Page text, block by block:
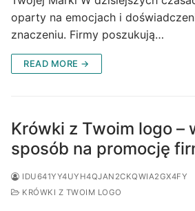
oparty na emocjach i
znaczeniu. Firmy poszukują…
READ MORE →
Krówki z Twoim logo –
sposób na promocję
IDU641YY4UYH4QJAN2CKQWIA2GX4FY
KRÓWKI Z TWOIM LOGO